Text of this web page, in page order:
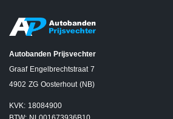
Autobanden Prijsvechter
Graaf Engelbrechtstraat 7
4902 ZG Oosterhout (NB)
KVK: 18084900